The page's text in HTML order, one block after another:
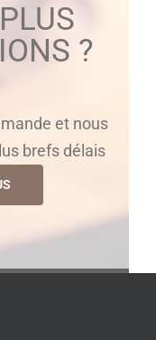
?
et nous
brefs délais